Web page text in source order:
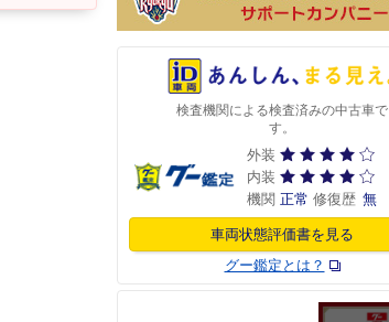
検査機関による検査済みの中古車で
す。
外装
内装
機関 正常 修復歴 無
車両状態評価書を見る
グー鑑定とは？